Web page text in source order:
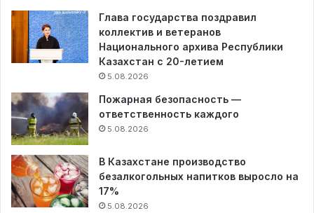
Глава государства поздравил
коллектив и ветеранов
Национального архива Республики
Казахстан с 20-летием
5.08.2026
Пожарная безопасность —
ответственность каждого
5.08.2026
В Казахстане производство
безалкогольных напитков выросло на
17%
5.08.2026